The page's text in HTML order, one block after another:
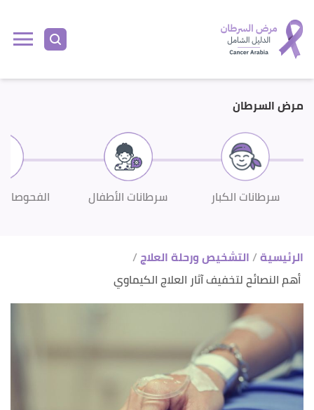
مرض السرطان
سرطانات الكبار سرطانات الأطفال
الرئيسية التشخيص ورحلة العلاج
أهم النصائح لتخفيف آثار العلاج الكيماوي